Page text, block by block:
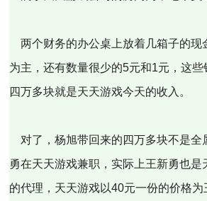
两个财务的办公桌上放着几箱子的现
为主，还有数量很少的5元和1元，这
四万多块就是天天游戏今天的收入。
对了，杨旭带回来的四万多块不是全
勇在天天游戏兼职，实际上王新勇也是
的代理，天天游戏以40元一份的价格为